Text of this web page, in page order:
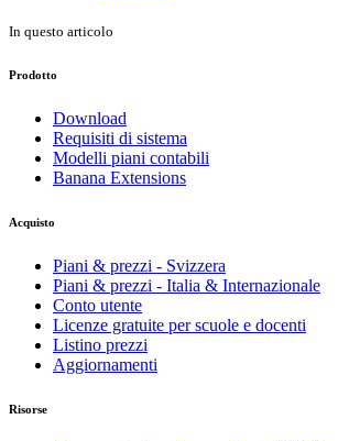
In questo articolo
Prodotto
Download
Requisiti di sistema
Modelli piani contabili
Banana Extensions
Acquisto
Piani & prezzi - Svizzera
Piani & prezzi - Italia & Internazionale
Conto utente
Licenze gratuite per scuole e docenti
Listino prezzi
Aggiornamenti
Risorse